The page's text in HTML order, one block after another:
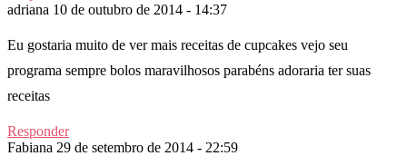
adriana 10 de outubro de 2014 - 14:37
Eu gostaria muito de ver mais receitas de cupcakes vejo seu
programa sempre bolos maravilhosos parabéns adoraria ter suas
receitas
Responder
Fabiana 29 de setembro de 2014 - 22:59